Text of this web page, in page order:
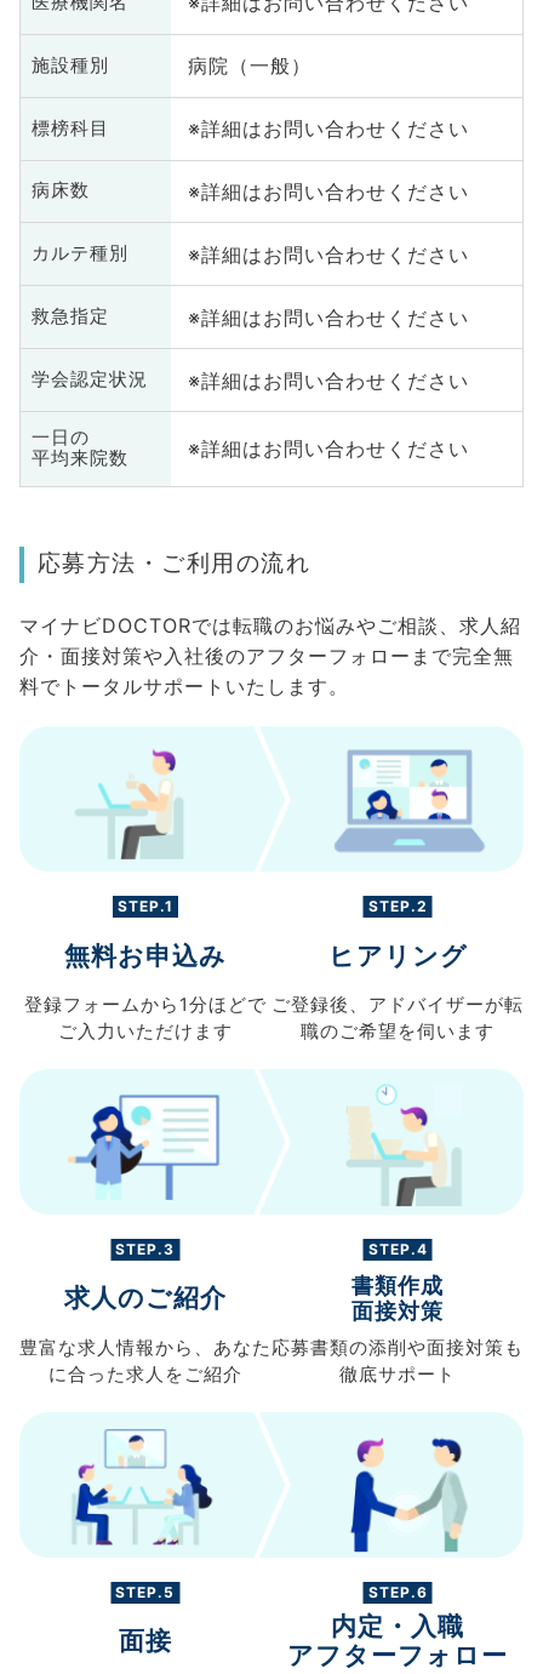
施設種別 病院（一般）
標榜科目 ※詳細はお問い合わせください
病床数 ※詳細はお問い合わせください
カルテ種別 ※詳細はお問い合わせください
救急指定 ※詳細はお問い合わせください
学会認定状況 ※詳細はお問い合わせください
一日の
平均来院数
※詳細はお問い合わせください
応募方法・ご利用の流れ
マイナビDOCTORでは転職のお悩みやご相談、求人紹
介・面接対策や入社後のアフターフォローまで完全無
料でトータルサポートいたします。
STEP.1
無料お申込み
登録フォームから 1分ほどで
ご入力 いただけます
STEP.2
ヒアリング
ご登録後、 アドバイザーが転
職のご希望を伺います
STEP.3
求人のご紹介
豊富な求人情報から、 あなた
に合った求人を ご紹介
STEP.4
書類作成
面接対策
応募書類の添削や面接対策も
徹底サポート
STEP.5
面接
STEP.6
内定・入職
アフターフォロー